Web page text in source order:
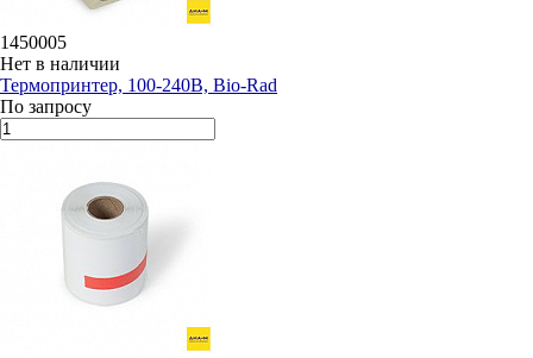
1450005
Нет в наличии
Термопринтер, 100-240В, Bio-Rad
По запросу